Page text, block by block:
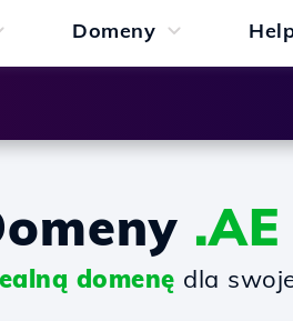
Domeny
.AE
domenę dla